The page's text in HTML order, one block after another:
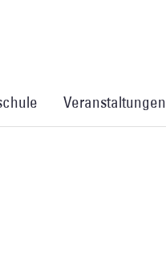
Veranstaltungen